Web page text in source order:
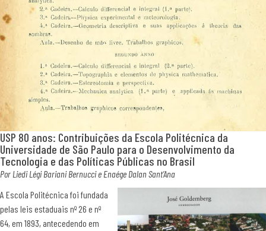
USP 80 anos: Contribuições da Escola Politécnica da
Universidade de São Paulo para o Desenvolvimento da
Tecnologia e das Políticas Públicas no Brasil
Por Liedi Légi Bariani Bernucci e Enaége Dalan Sant’Ana
A Escola Politécnica foi fundada
pelas leis estaduais nº 26 e nº
64, em 1893, antecedendo em